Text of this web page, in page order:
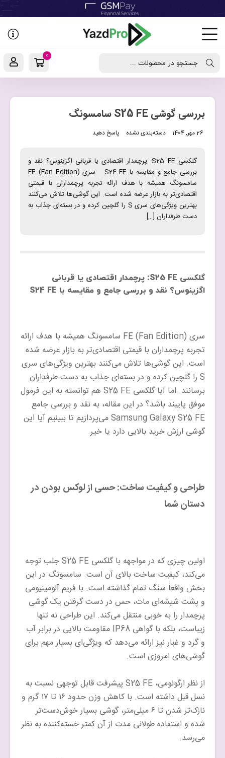
جستجو در محصولات ...
0
بررسی گوشی S25 FE سامسونگ
26 مهر, 1404 دسته‌بندی نشده پاسخ دهید
گلکسی S25 FE: پرچمدار اقتصادی یا قربانی اگزینوس؟ نقد و
بررسی جامع و مقایسه با S24 FE سری FE (Fan Edition)
سامسونگ همیشه با هدف ارائه تجربه پرچمداران با قیمتی
اقتصادی‌تر به بازار عرضه شده است. این گوشی‌ها تلاش می‌کنند
بهترین ویژگی‌های سری S را گلچین کرده و در بسته‌ای جذاب به
دست طرفداران […]
گلکسی S25 FE: پرچمدار اقتصادی یا قربانی
اگزینوس؟ نقد و بررسی جامع و مقایسه با S24 FE
سری FE (Fan Edition) سامسونگ همیشه با هدف ارائه
تجربه پرچمداران با قیمتی اقتصادی‌تر به بازار عرضه شده
است. این گوشی‌ها تلاش می‌کنند بهترین ویژگی‌های سری
S را گلچین کرده و در بسته‌ای جذاب به دست طرفداران
برسانند. اما آیا گلکسی S25 FE هم توانسته به این فرمول
موفق پایبند باشد؟ در این مقاله، به نقد و بررسی جامع
Samsung Galaxy S25 FE می‌پردازیم تا ببینیم آیا این
گوشی ارزش خرید بالایی دارد یا خیر.
طراحی و کیفیت ساخت: حسی از لوکس بودن در
دستان شما
اولین چیزی که در مواجهه با گلکسی S25 FE جلب توجه
می‌کند، کیفیت ساخت بالای آن است. سامسونگ در این
بخش واقعاً سنگ تمام گذاشته است. با فریم آلومینیومی
و پشت شیشه‌ای مات، حس در دست گرفتن یک گوشی
پرچمدار را به خوبی منتقل می‌کند. این طراحی نه تنها
زیباست، بلکه با گواهی IP68 مقاومت بالایی در برابر آب
و گرد و غبار نیز ارائه می‌دهد که ویژگی‌ای بسیار مهم برای
گوشی‌های امروزی است.
از نظر ارگونومی، S25 FE پیشرفت قابل توجهی نسبت به
نسل قبل داشته است. با کاهش وزن حدود ۱۶ تا ۱۷ گرم و
نازک‌تر شدن تا ۶ میلی‌متر، گوشی بسیار خوش‌دست‌تر
شده و استفاده طولانی مدت از آن کمتر خسته‌کننده به نظر
می‌رسد.